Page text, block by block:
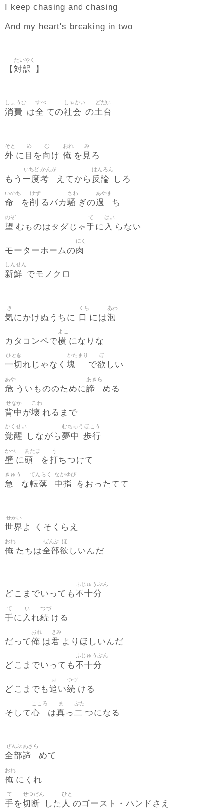
I keep chasing and chasing
And my heart's breaking in two
【 対訳
たいやく
】
消費
しょうひ
は全
すべ
ての社会
しゃかい
の土台
どだい
外
そと
に 目
め
を向
む
け 俺
おれ
を 見
み
ろ
もう 一度
いちど
考
かんが
えてから 反論
はんろん
しろ
命
いのち
を削
けず
るバカ騒
さわ
ぎの過
あやま
ち
望
のぞ
むものはタダじゃ手
て
に 入
はい
らない
モーターホームの肉
にく
新鮮
しんせん
でモノクロ
気
き
にかけぬうちに 口
くち
には泡
あわ
カタコンベで横
よこ
になりな
一切
ひとき
れじゃなく 塊
かたまり
で欲
ほ
しい
危
あや
ういもののために諦
あきら
める
背中
せなか
が壊
こわ
れるまで
覚醒
かくせい
しながら夢中
むちゅう
歩行
ほこう
壁
かべ
に頭
あたま
を打
う
ちつけて
急
きゅう
な転落
てんらく
中指
なかゆび
をおったてて
世界
せかい
よ くそくらえ
俺
おれ
たちは全部
ぜんぶ
欲
ほ
しいんだ
どこまでいっても不十分
ふじゅうぶん
手
て
に 入
い
れ続
つづ
ける
だって俺
おれ
は君
きみ
よりほしいんだ
どこまでいっても不十分
ふじゅうぶん
どこまでも追
お
い続
つづ
ける
そして心
こころ
は真
ま
っ二
ぷた
つになる
全部
ぜんぶ
諦
あきら
めて
俺
おれ
にくれ
手
て
を切断
せつだん
した 人
ひと
のゴースト・ハンドさえ